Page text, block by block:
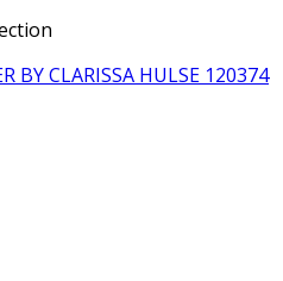
BY CLARISSA HULSE 120374